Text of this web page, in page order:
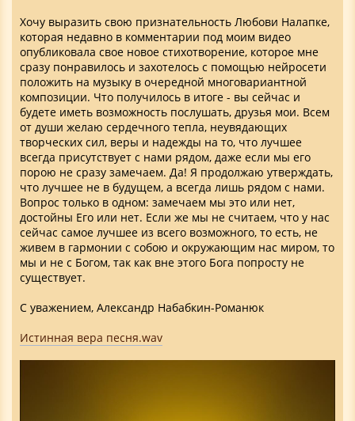
Хочу выразить свою признательность Любови Налапке,
которая недавно в комментарии под моим видео
опубликовала свое новое стихотворение, которое мне
сразу понравилось и захотелось с помощью нейросети
положить на музыку в очередной многовариантной
композиции. Что получилось в итоге - вы сейчас и
будете иметь возможность послушать, друзья мои. Всем
от души желаю сердечного тепла, неувядающих
творческих сил, веры и надежды на то, что лучшее
всегда присутствует с нами рядом, даже если мы его
порою не сразу замечаем. Да! Я продолжаю утверждать,
что лучшее не в будущем, а всегда лишь рядом с нами.
Вопрос только в одном: замечаем мы это или нет,
достойны Его или нет. Если же мы не считаем, что у нас
сейчас самое лучшее из всего возможного, то есть, не
живем в гармонии с собою и окружающим нас миром, то
мы и не с Богом, так как вне этого Бога попросту не
существует.
С уважением, Александр Набабкин-Романюк
Истинная вера песня.wav